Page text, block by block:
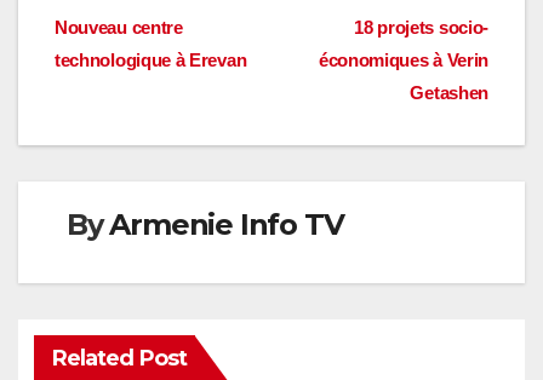
Navigation
l’article
18 projets socio-
économiques à Verin
Getashen
Nouveau centre
technologique à Erevan
ByArmenie Info TV
Related Post